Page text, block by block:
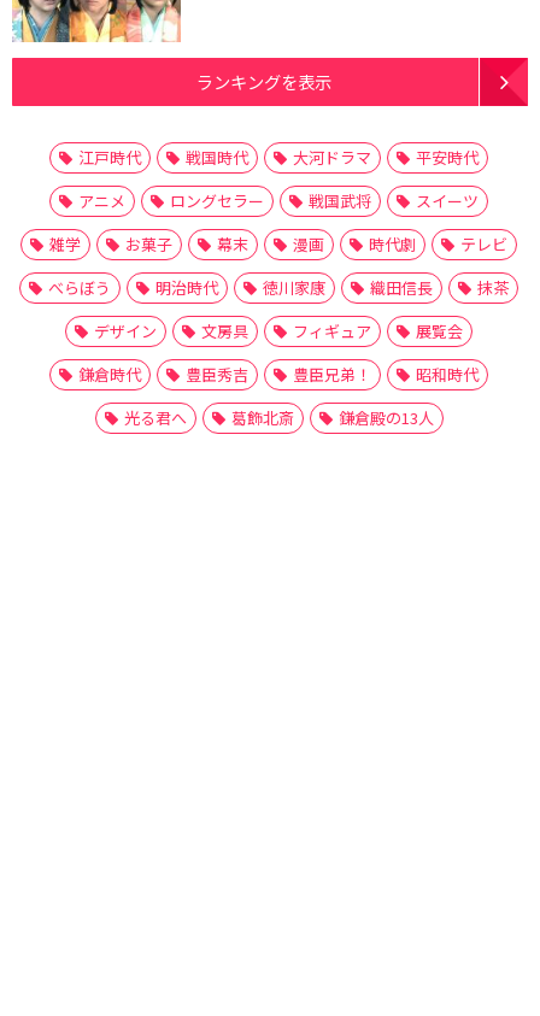
ランキングを表示
江戸時代 戦国時代 大河ドラマ
平安時代
アニメ
ロングセラー 戦国武将
スイーツ
雑学
お菓子 幕末 漫画 時代劇
テレビ
べらぼう
明治時代 徳川家康 織田信長
抹茶
デザイン
文房具 フィギュア
展覧会
鎌倉時代
豊臣秀吉 豊臣兄弟！
昭和時代
光る君へ
葛飾北斎 鎌倉殿の13人